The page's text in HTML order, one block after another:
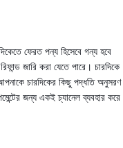
ফেরত পন্য হিসেবে গন্য হবে
জারি করা যেতে পারে। চারদিকে
চারদিকের কিছু পদ্ধতি অনুসরণ
জন্য একই চ্যানেল ব্যবহার করে